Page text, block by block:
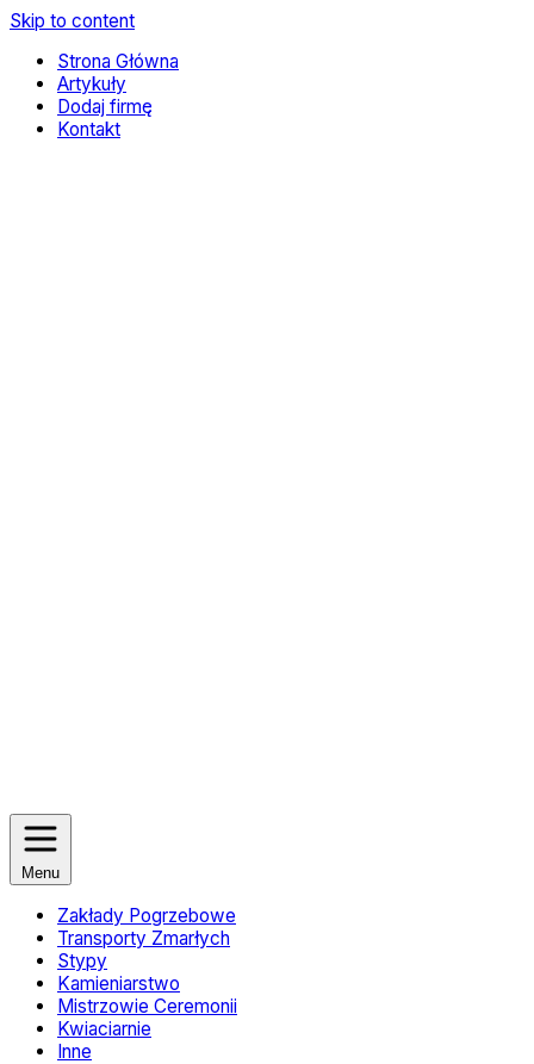
Skip to content
Strona Główna
Artykuły
Dodaj firmę
Kontakt
Menu
Zakłady Pogrzebowe
Transporty Zmarłych
Stypy
Kamieniarstwo
Mistrzowie Ceremonii
Kwiaciarnie
Inne